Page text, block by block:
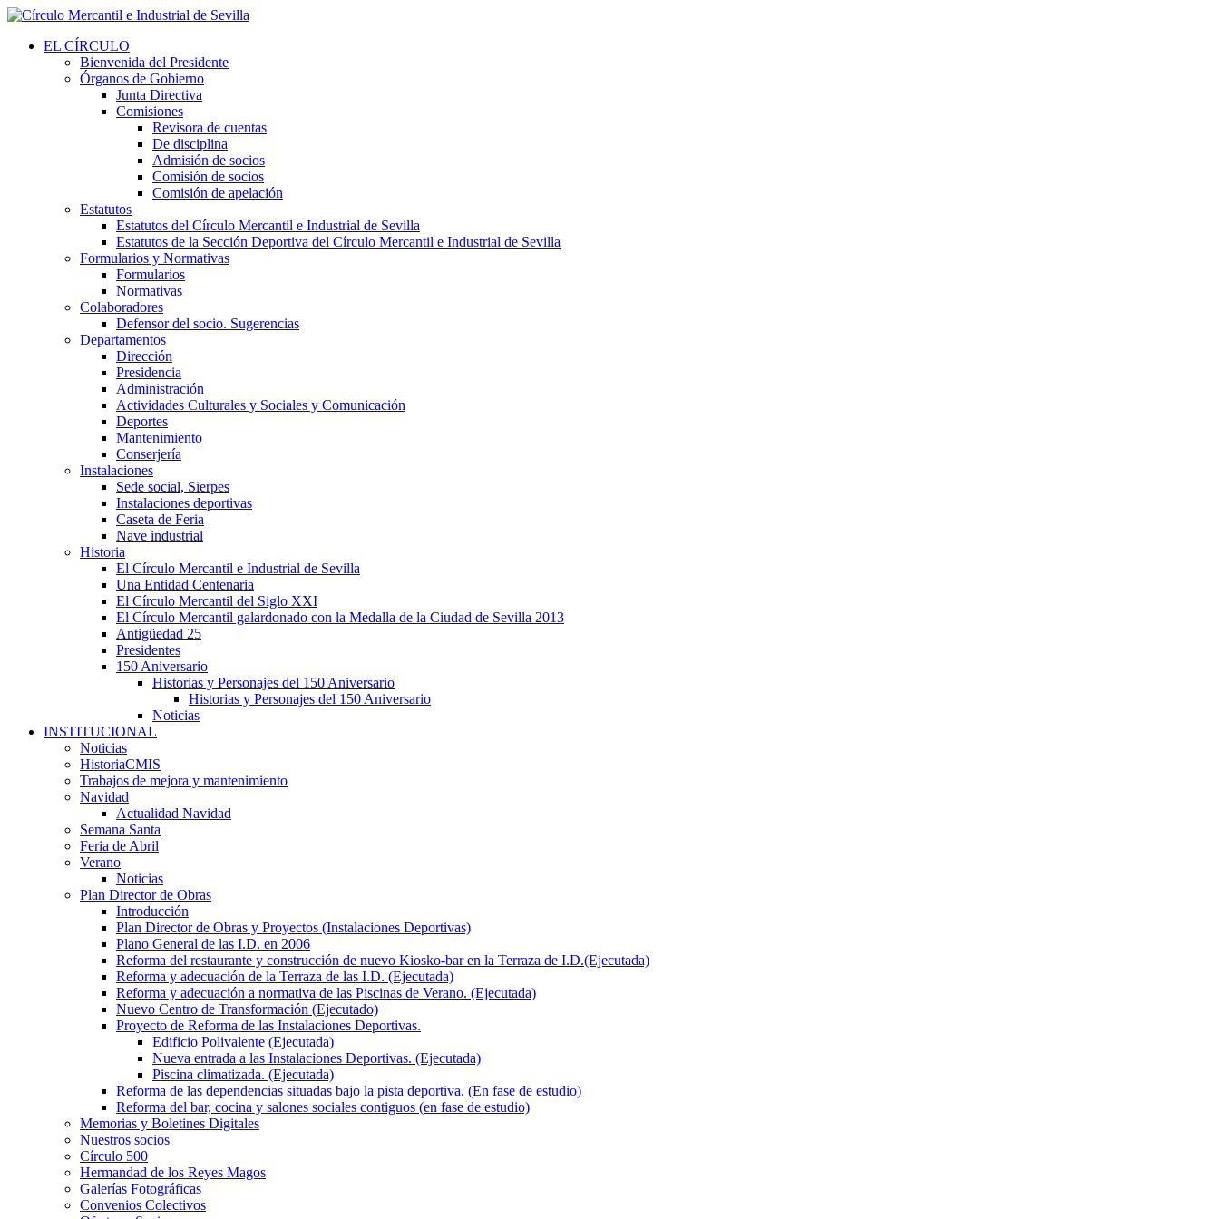
EL CÍRCULO
Bienvenida del Presidente
Órganos de Gobierno
Junta Directiva
Comisiones
Revisora de cuentas
De disciplina
Admisión de socios
Comisión de socios
Comisión de apelación
Estatutos
Estatutos del Círculo Mercantil e Industrial de Sevilla
Estatutos de la Sección Deportiva del Círculo Mercantil e Industrial de Sevilla
Formularios y Normativas
Formularios
Normativas
Colaboradores
Defensor del socio. Sugerencias
Departamentos
Dirección
Presidencia
Administración
Actividades Culturales y Sociales y Comunicación
Deportes
Mantenimiento
Conserjería
Instalaciones
Sede social, Sierpes
Instalaciones deportivas
Caseta de Feria
Nave industrial
Historia
El Círculo Mercantil e Industrial de Sevilla
Una Entidad Centenaria
El Círculo Mercantil del Siglo XXI
El Círculo Mercantil galardonado con la Medalla de la Ciudad de Sevilla 2013
Antigüedad 25
Presidentes
150 Aniversario
Historias y Personajes del 150 Aniversario
Historias y Personajes del 150 Aniversario
Noticias
INSTITUCIONAL
Noticias
HistoriaCMIS
Trabajos de mejora y mantenimiento
Navidad
Actualidad Navidad
Semana Santa
Feria de Abril
Verano
Noticias
Plan Director de Obras
Introducción
Plan Director de Obras y Proyectos (Instalaciones Deportivas)
Plano General de las I.D. en 2006
Reforma del restaurante y construcción de nuevo Kiosko-bar en la Terraza de I.D.(Ejecutada)
Reforma y adecuación de la Terraza de las I.D. (Ejecutada)
Reforma y adecuación a normativa de las Piscinas de Verano. (Ejecutada)
Nuevo Centro de Transformación (Ejecutado)
Proyecto de Reforma de las Instalaciones Deportivas.
Edificio Polivalente (Ejecutada)
Nueva entrada a las Instalaciones Deportivas. (Ejecutada)
Piscina climatizada. (Ejecutada)
Reforma de las dependencias situadas bajo la pista deportiva. (En fase de estudio)
Reforma del bar, cocina y salones sociales contiguos (en fase de estudio)
Memorias y Boletines Digitales
Nuestros socios
Círculo 500
Hermandad de los Reyes Magos
Galerías Fotográficas
Convenios Colectivos